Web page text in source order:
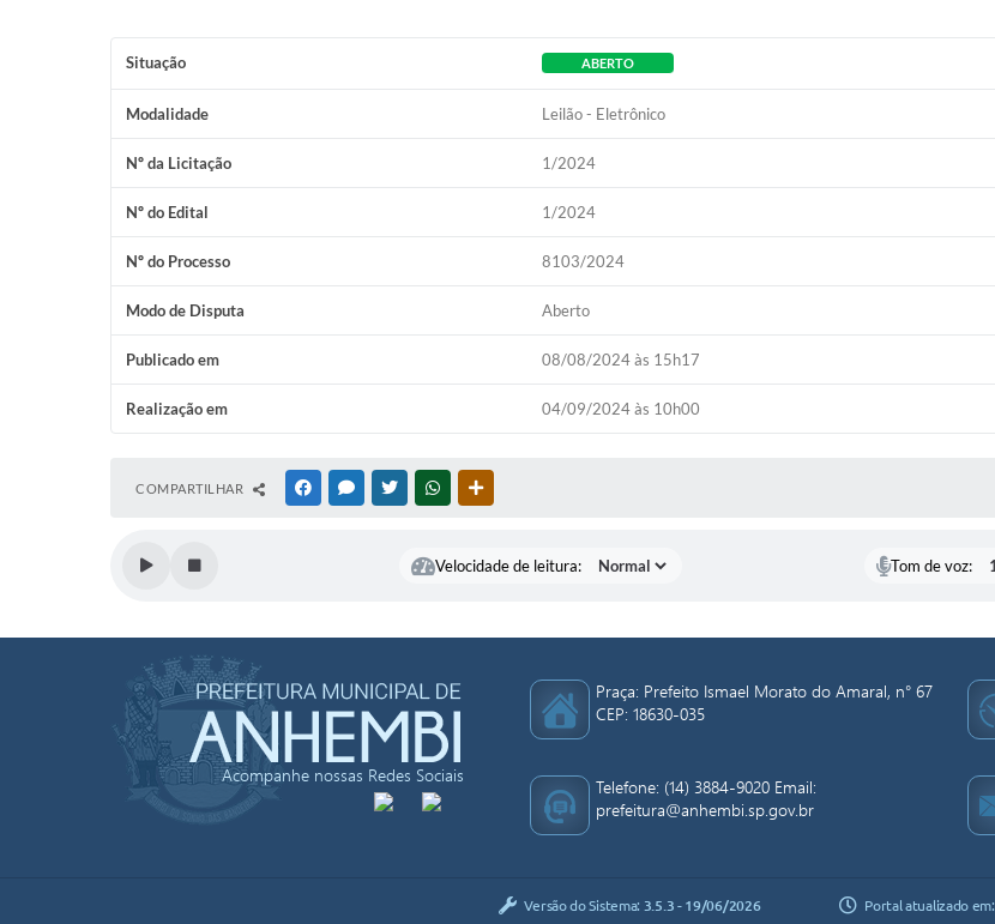
Situação ABERTO
Modalidade Leilão - Eletrônico
Nº da Licitação 1/2024
Nº do Edital 1/2024
Nº do Processo 8103/2024
Modo de Disputa Aberto
Publicado em 08/08/2024 às 15h17
Realização em 04/09/2024 às 10h00
COMPARTILHAR FACEBOOKMESSENGER
TWITTERWHATSAPP
Velocidade de leitura: Tom de voz:
Acompanhe nossas Redes Sociais
Praça: Prefeito Ismael Morato do Amaral, n° 67
CEP: 18630-035
Telefone: (14) 3884-9020 Email:
prefeitura@anhembi.sp.gov.br
Versão do Sistema: 3.5.3 - 19/06/2026 Portal atualizado em: